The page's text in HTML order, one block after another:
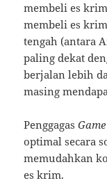
membeli es
membeli es
tengah (antara
paling dekat
berjalan lebih
masing
Penggagas
optimal secara
memudahkan
es krim.